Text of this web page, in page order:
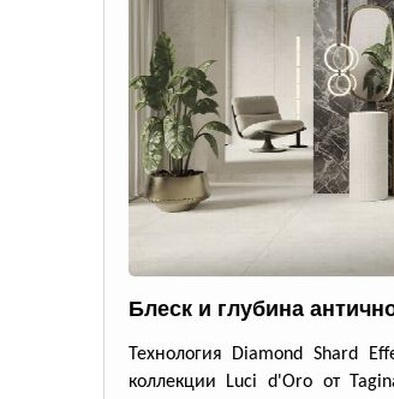
Блеск и глубина
Технология Diamond Shard
коллекции Luci d'Oro от